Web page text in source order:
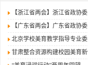
【浙江省两会】浙江省政协
【广东省两会】广东省政协
北京学校美育教学指导专业
甘肃整合资源构建校园美育